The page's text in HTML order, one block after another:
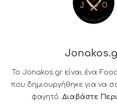
Το Jonakos.gr είναι ένα
που δημιουργήθηκε για να
φαγητό. Διαβάστε